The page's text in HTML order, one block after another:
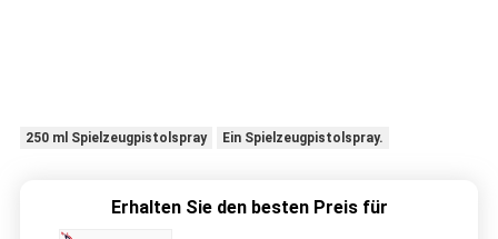
250 ml Spielzeugpistolspray Ein Spielzeugpistolspray.
Erhalten Sie den besten Preis für